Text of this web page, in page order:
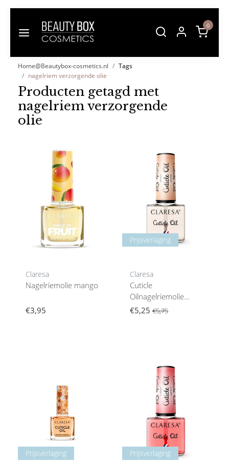
0
Home@Beautybox-cosmetics.nl
Tags
nagelriem verzorgende olie
Producten getagd met
nagelriem verzorgende
olie
Claresa
Nagelriemolie mango
€3,95
Prijsverlaging
Claresa
Cuticle
Oilnagelriemolie
Peach 5 G
€5,25 €5,75
Prijsverlaging Prijsverlaging